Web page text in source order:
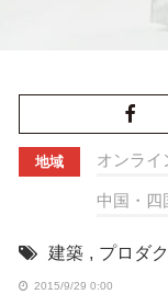
地域 オンライ
中国・四
建築 , プロダ
2015/9/29 0:00